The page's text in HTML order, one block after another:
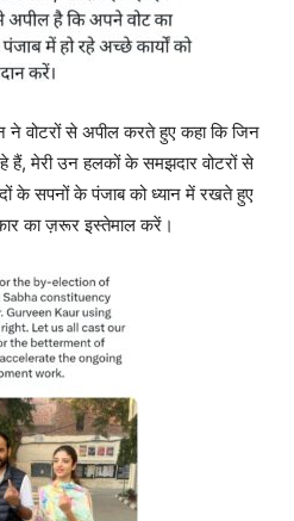
ने वोटरों से अपील करते हुए कहा कि जिन
हैं, मेरी उन हलकों के समझदार वोटरों से
के सपनों के पंजाब को ध्यान में रखते हुए
का ज़रूर इस्तेमाल करें।